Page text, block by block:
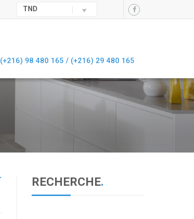
TND
(+216) 98 480 165 / (+216) 29 480 165
RECHERCHE.